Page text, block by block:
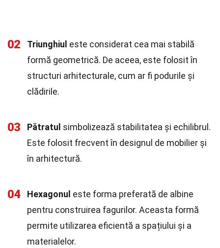
02 Triunghiul este considerat cea mai stabilă
formă geometrică. De aceea, este folosit în
structuri arhitecturale, cum ar fi podurile și
clădirile.
03 Pătratul simbolizează stabilitatea și echilibrul.
Este folosit frecvent în designul de mobilier și
în arhitectură.
04 Hexagonul este forma preferată de albine
pentru construirea fagurilor. Aceasta formă
permite utilizarea eficientă a spațiului și a
materialelor.